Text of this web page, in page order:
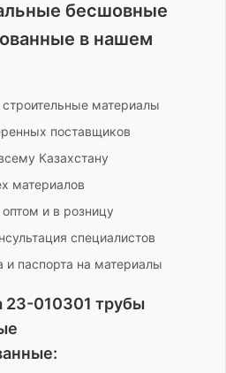
бесшовные
в нашем
строительные материалы
поставщиков
Казахстану
материалов
и в розницу
специалистов
и паспорта на материалы
23-010301 трубы
: